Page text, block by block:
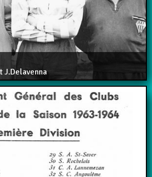
J.Delavenna